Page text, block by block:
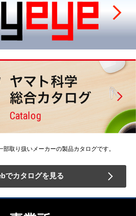
取り扱いメーカーの製品カタログです。
でカタログを見る